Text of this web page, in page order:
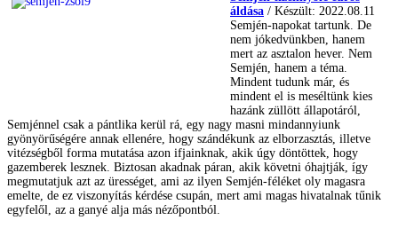
áldása / Készült: 2022.08.11
Semjén-napokat tartunk. De
nem jókedvünkben, hanem
mert az asztalon hever. Nem
Semjén, hanem a téma.
Mindent tudunk már, és
mindent el is meséltünk kies
hazánk züllött állapotáról,
Semjénnel csak a pántlika kerül rá, egy nagy masni mindannyiunk
gyönyörűségére annak ellenére, hogy szándékunk az elborzasztás, illetve
vitézségből forma mutatása azon ifjainknak, akik úgy döntöttek, hogy
gazemberek lesznek. Biztosan akadnak páran, akik követni óhajtják, így
megmutatjuk azt az ürességet, ami az ilyen Semjén-féléket oly magasra
emelte, de ez viszonyítás kérdése csupán, mert ami magas hivatalnak tűnik
egyfelől, az a ganyé alja más nézőpontból.